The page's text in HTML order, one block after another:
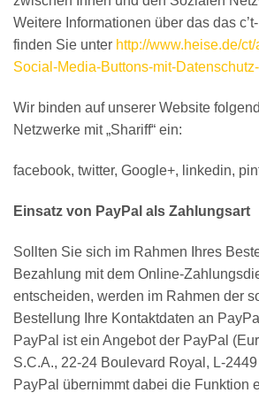
Weitere Informationen über das das
finden Sie unter http://www.heise.de/
Social-Media-Buttons-mit-
Wir binden auf unserer Website
Netzwerke mit „Shariff“ ein:
facebook, twitter, Google+, linkedin,
Einsatz von PayPal als Zahlungsart
Sollten Sie sich im Rahmen Ihres
Bezahlung mit dem Online-
entscheiden, werden im Rahmen der
Bestellung Ihre Kontaktdaten an
PayPal ist ein Angebot der PayPal
S.C.A., 22-24 Boulevard Royal, L-
PayPal übernimmt dabei die Funktion